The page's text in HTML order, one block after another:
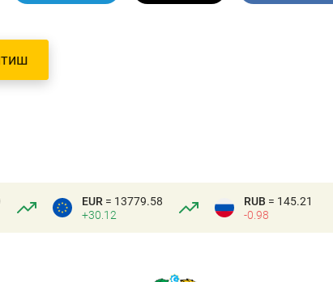
EUR = 13779.58
+30.12
RUB = 145.21
-0.98